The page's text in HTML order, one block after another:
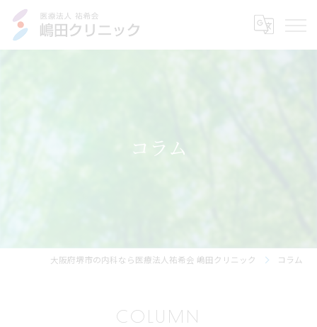
コラム
大阪府堺市の内科なら医療法人祐希会 嶋田クリニック コラム
COLUMN